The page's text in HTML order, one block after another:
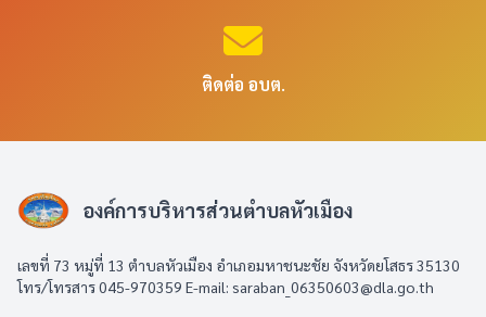
ติดต่อ อบต.
องค์การบริหารส่วนตำบลหัวเมือง
เลขที่ 73 หมู่ที่ 13 ตำบลหัวเมือง อำเภอมหาชนะชัย จังหวัดยโสธร 35130
โทร/โทรสาร 045-970359 E-mail: saraban_06350603@dla.go.th